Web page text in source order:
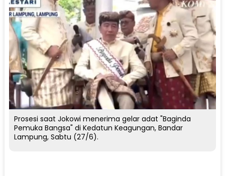
Prosesi saat Jokowi menerima gelar adat "Baginda
Pemuka Bangsa" di Kedatun Keagungan, Bandar
Lampung, Sabtu (27/6).